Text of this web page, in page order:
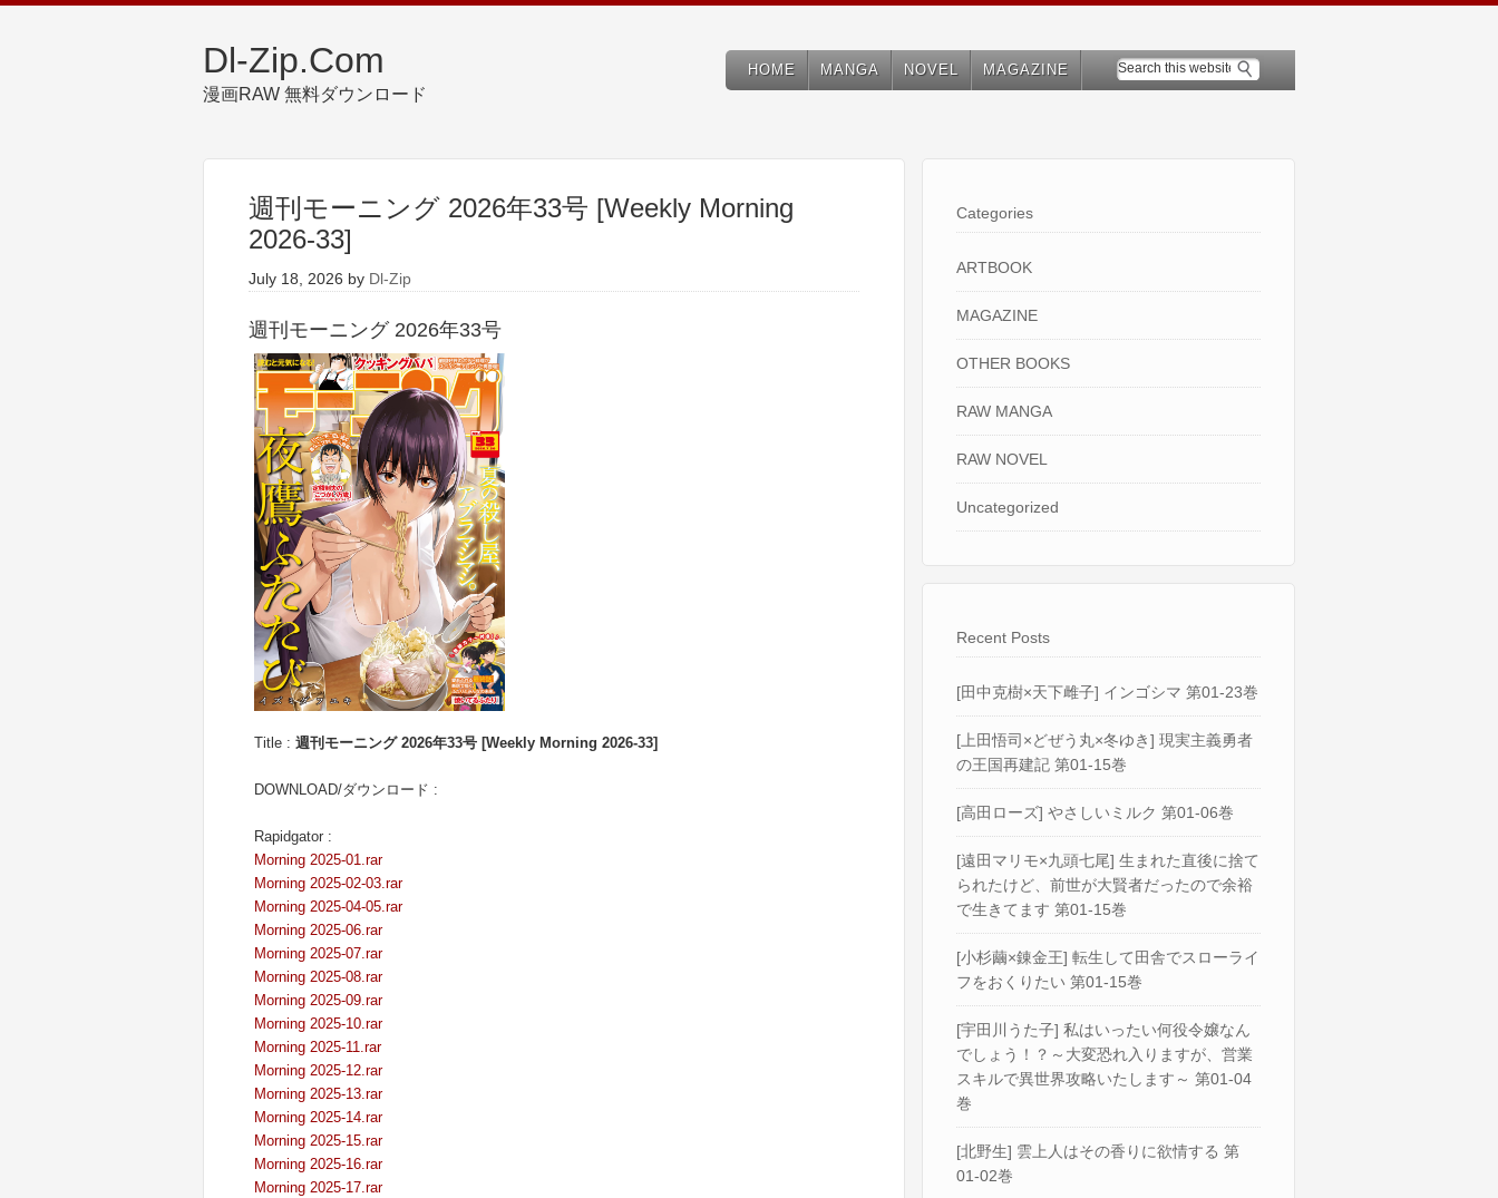
Dl-Zip.Com
漫画RAW 無料ダウンロード
HOME MANGA NOVEL MAGAZINE
週刊モーニング 2026年33号 [Weekly Morning
2026-33]
July 18, 2026 by Dl-Zip
週刊モーニング 2026年33号
Title : 週刊モーニング 2026年33号 [Weekly Morning 2026-33]
DOWNLOAD/ダウンロード :
Rapidgator :
Morning 2025-01.rar
Morning 2025-02-03.rar
Morning 2025-04-05.rar
Morning 2025-06.rar
Morning 2025-07.rar
Morning 2025-08.rar
Morning 2025-09.rar
Morning 2025-10.rar
Morning 2025-11.rar
Morning 2025-12.rar
Morning 2025-13.rar
Morning 2025-14.rar
Morning 2025-15.rar
Morning 2025-16.rar
Morning 2025-17.rar
Categories
ARTBOOK
MAGAZINE
OTHER BOOKS
RAW MANGA
RAW NOVEL
Uncategorized
Recent Posts
[田中克樹×天下雌子] インゴシマ 第01-23巻
[上田悟司×どぜう丸×冬ゆき] 現実主義勇者
の王国再建記 第01-15巻
[高田ローズ] やさしいミルク 第01-06巻
[遠田マリモ×九頭七尾] 生まれた直後に捨て
られたけど、前世が大賢者だったので余裕
で生きてます 第01-15巻
[小杉繭×錬金王] 転生して田舎でスローライ
フをおくりたい 第01-15巻
[宇田川うた子] 私はいったい何役令嬢なん
でしょう！？～大変恐れ入りますが、営業
スキルで異世界攻略いたします～ 第01-04
巻
[北野生] 雲上人はその香りに欲情する 第
01-02巻